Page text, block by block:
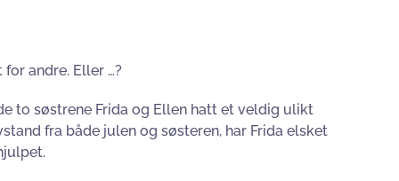
andre. Eller …?
to søstrene Frida og Ellen hatt et veldig ulikt
fra både julen og søsteren, har Frida elsket